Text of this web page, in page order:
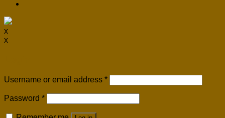
x
x
Username or email address *
Password *